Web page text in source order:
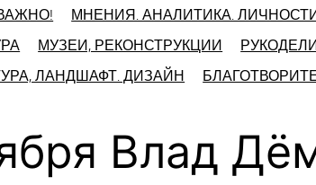
МНЕНИЯ. АНАЛИТИКА.
МУЗЕИ, РЕКОНСТРУКЦИИ
ЛАНДШАФТ. ДИЗАЙН
Влад